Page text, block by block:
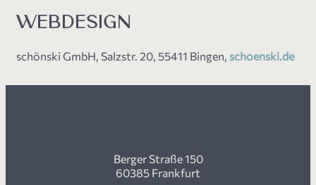
WEBDESIGN
schönski GmbH, Salzstr. 20, 55411 Bingen, schoenski.de
Berger Straße 150
60385 Frankfurt